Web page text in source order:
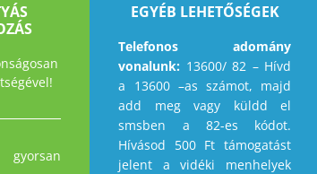
EGYÉB LEHETŐSÉGEK
Telefonos adomány
vonalunk: 13600/ 82 – Hívd
a 13600 –as számot, majd
add meg vagy küldd el
smsben a 82-es kódot.
Hívásod 500 Ft támogatást
jelent a vidéki menhelyek